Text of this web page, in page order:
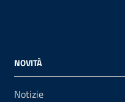
NOVITÀ
Notizie